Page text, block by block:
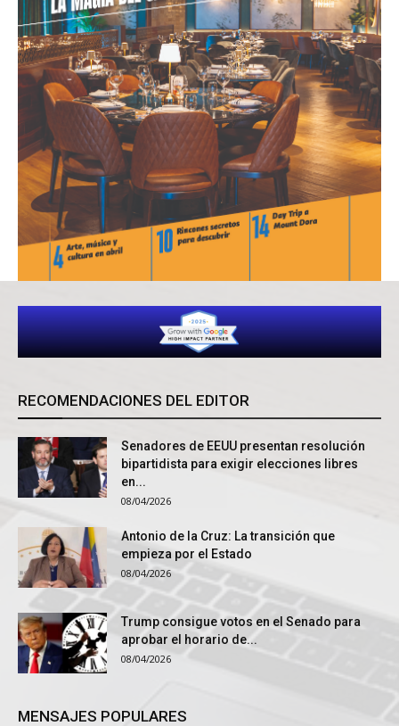
RECOMENDACIONES DEL EDITOR
Senadores de EEUU presentan resolución
bipartidista para exigir elecciones libres
en...
08/04/2026
Antonio de la Cruz: La transición que
empieza por el Estado
08/04/2026
Trump consigue votos en el Senado para
aprobar el horario de...
08/04/2026
MENSAJES POPULARES